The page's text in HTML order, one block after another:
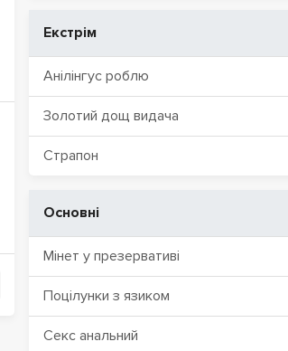
Екстрім
Анілінгус роблю
Золотий дощ видача
Страпон
Основні
Мінет у презервативі
Поцілунки з язиком
Секс анальний